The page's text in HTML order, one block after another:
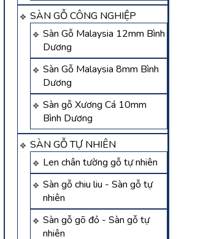
SÀN GỖ CÔNG NGHIỆP
Sàn Gỗ Malaysia 12mm Bình
Dương
Sàn Gỗ Malaysia 8mm Bình
Dương
Sàn gỗ Xương Cá 10mm
Bình Dương
SÀN GỖ TỰ NHIÊN
Len chân tường gỗ tự nhiên
Sàn gỗ chiu liu - Sàn gỗ tự
nhiên
Sàn gỗ gõ đỏ - Sàn gỗ tự
nhiên
Tấm Ốp Tường PVC Bình
Dương
Liên hệ
thi công pvc giả
tân xuân hóc